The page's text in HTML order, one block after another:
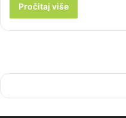
Pročitaj više